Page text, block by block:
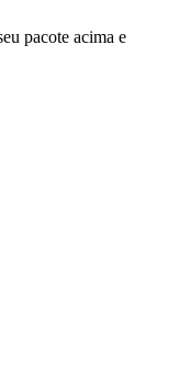
pacote acima e